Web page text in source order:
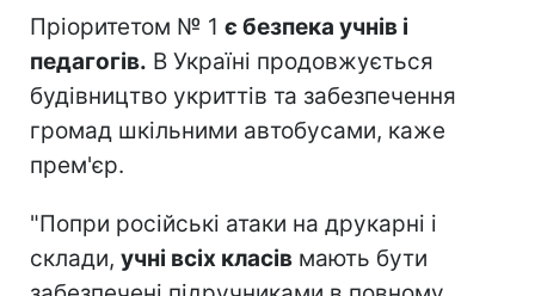
Пріоритетом № 1 є безпека учнів і
педагогів. В Україні продовжується
будівництво укриттів та забезпечення
громад шкільними автобусами, каже
прем'єр.
"Попри російські атаки на друкарні і
склади, учні всіх класів мають бути